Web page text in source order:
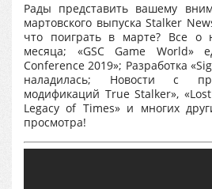
Рады представить вашему
мартовского выпуска Stalker
что поиграть в марте? Все о
месяца; «GSC Game World»
Conference 2019»; Разработка
наладилась; Новости с
модификаций True Stalker»,
Legacy of Times» и многих
просмотра!